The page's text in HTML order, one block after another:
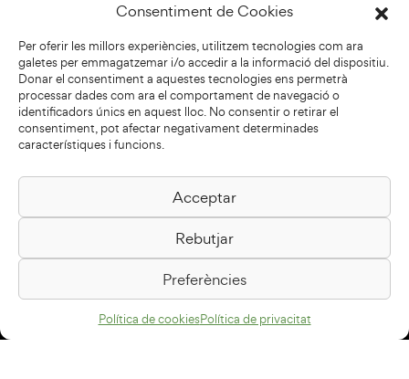
Consentiment de Cookies
Per oferir les millors experiències, utilitzem tecnologies com ara
galetes per emmagatzemar i/o accedir a la informació del dispositiu.
Donar el consentiment a aquestes tecnologies ens permetrà
processar dades com ara el comportament de navegació o
identificadors únics en aquest lloc. No consentir o retirar el
consentiment, pot afectar negativament determinades
característiques i funcions.
Acceptar
Rebutjar
Preferències
Política de cookiesPolítica de privacitat
Biblioteca Pilarin Bayés
Passeig de la Generalitat, 1
08500 Vic